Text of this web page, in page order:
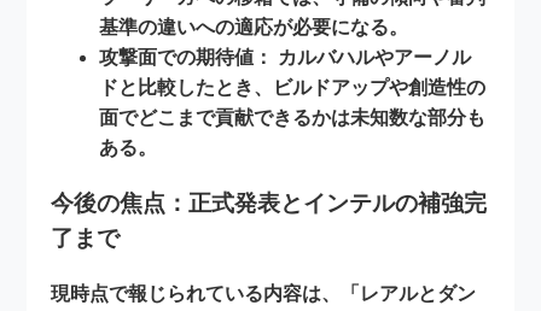
基準の違いへの適応が必要になる。
攻撃面での期待値：
カルバハルやアーノル
ドと比較したとき、ビルドアップや創造性の
面でどこまで貢献できるかは未知数な部分も
ある。
今後の焦点：正式発表とインテルの補強完
了まで
現時点で報じられている内容は、「レアルとダン